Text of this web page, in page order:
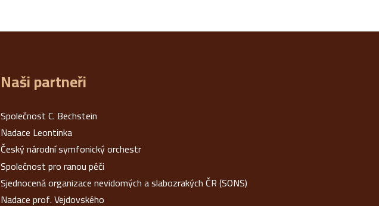
Naši partneři
Společnost C. Bechstein
Nadace Leontinka
Český národní symfonický orchestr
Společnost pro ranou péči
Sjednocená organizace nevidomých a slabozrakých ČR (SONS)
Nadace prof. Vejdovského